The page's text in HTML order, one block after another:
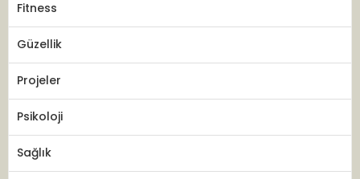
Fitness
Güzellik
Projeler
Psikoloji
Sağlık